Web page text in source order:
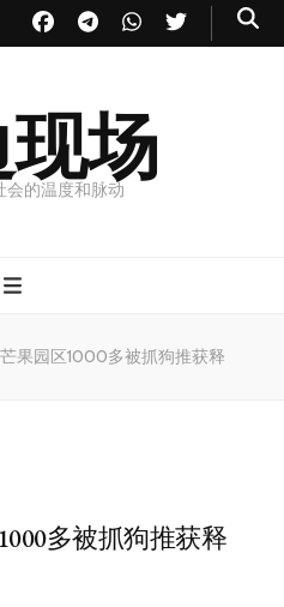
场
会的温度和脉动
果园区1000多被抓狗推获释
多被抓狗推获释